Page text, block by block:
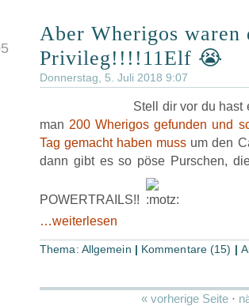
Aber Wherigos waren
Privileg!!!!11Elf 😭
Donnerstag, 5. Juli 2018 9:07
Stell dir vor du hast
man 200 Wherigos gefunden und
Tag gemacht haben muss um den
dann gibt es so pöse Purschen,
POWERTRAILS!!
…weiterlesen
Thema: Allgemein Kommentare (15)
« vorherige Seite ·